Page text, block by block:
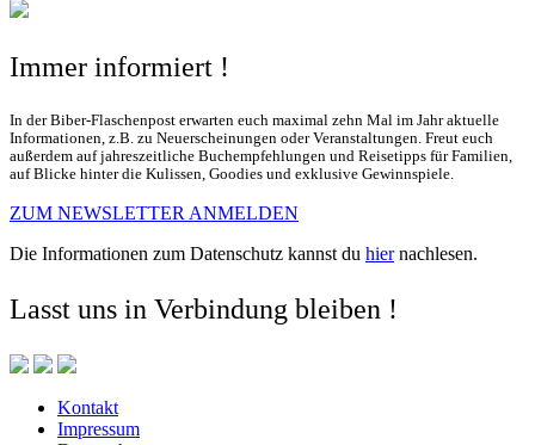
Immer informiert !
In der Biber-Flaschenpost erwarten euch maximal zehn Mal im Jahr aktuelle
Informationen, z.B. zu Neuerscheinungen oder Veranstaltungen. Freut euch
außerdem auf jahreszeitliche Buchempfehlungen und Reisetipps für Familien,
auf Blicke hinter die Kulissen, Goodies und exklusive Gewinnspiele.
ZUM NEWSLETTER ANMELDEN
Die Informationen zum Datenschutz kannst du hiernachlesen.
Lasst uns in Verbindung bleiben !
Kontakt
Impressum